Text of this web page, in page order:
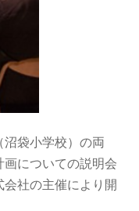
沼袋小学校）の両
についての説明会
社の主催により開